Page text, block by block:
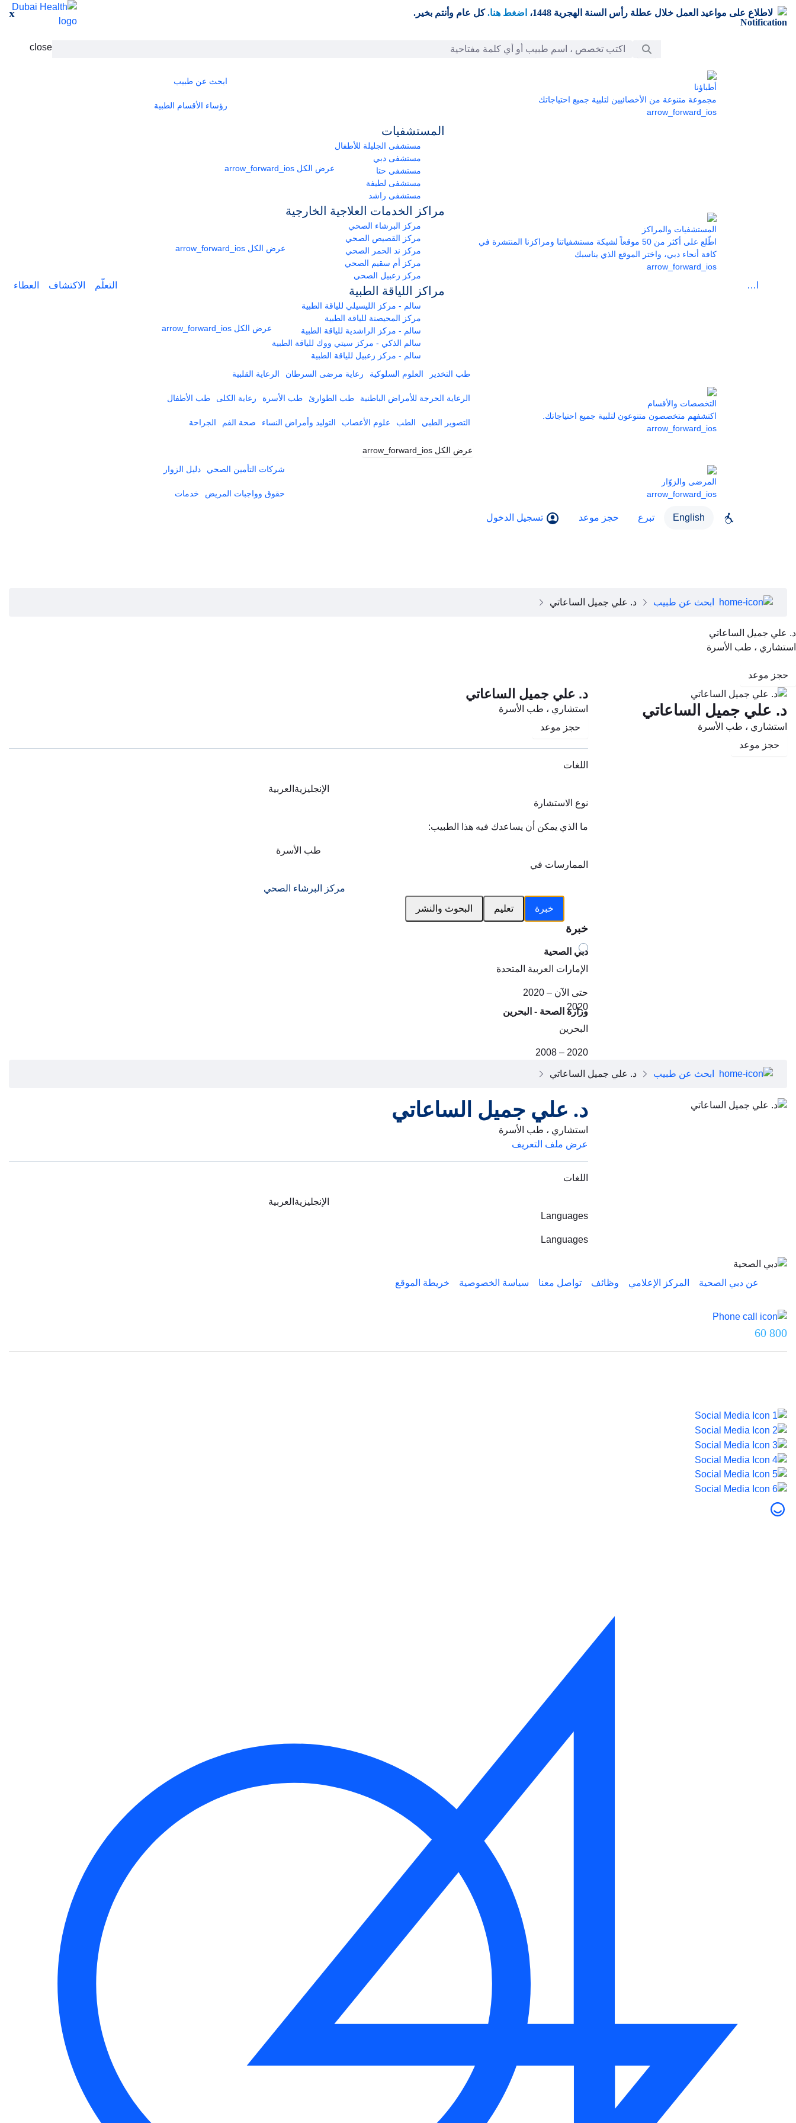
تخطي إلى المحتوى الرئيسي
لاطلاع على مواعيد العمل خلال عطلة رأس السنة الهجرية 1448، اضغط هنا. كل عام وأنتم بخير. x
شريط البحث close
الرعاية
أطباؤنا
مجموعة متنوعة من الأخصائيين لتلبية جميع احتياجاتك
arrow_forward_ios
ابحث عن طبيب
رؤساء الأقسام الطبية
المستشفيات والمراكز
اطّلع على أكثر من 50 موقعاً لشبكة مستشفياتنا ومراكزنا المنتشرة في
كافة أنحاء دبي، واختر الموقع الذي يناسبك
arrow_forward_ios
المستشفيات
مستشفى الجليلة للأطفال
مستشفى دبي
مستشفى حتا
مستشفى لطيفة
مستشفى راشد
عرض الكل
مراكز الخدمات العلاجية الخارجية
مركز البرشاء الصحي
مركز القصيص الصحي
مركز ند الحمر الصحي
مركز أم سقيم الصحي
مركز زعبيل الصحي
عرض الكل
مراكز اللياقة الطبية
سالم - مركز الليسيلي للياقة الطبية
مركز المحيصنة للياقة الطبية
سالم - مركز الراشدية للياقة الطبية
سالم الذكي - مركز سيتي ووك للياقة الطبية
سالم - مركز زعبيل للياقة الطبية
عرض الكل
التخصصات والأقسام
اكتشفهم متخصصون متنوعون لتلبية جميع احتياجاتك.
arrow_forward_ios
طب التخدير العلوم السلوكية رعاية مرضى السرطان الرعاية القلبية
الرعاية الحرجة للأمراض الباطنية طب الطوارئ طب الأسرة رعاية الكلى طب الأطفال
التصوير الطبي الطب علوم الأعصاب التوليد وأمراض النساء صحة الفم الجراحة
عرض الكل arrow_forward_ios
المرضى والزوّار
arrow_forward_ios
شركات التأمين الصحي​ دليل الزوار
حقوق وواجبات المريض خدمات
التعلّم الاكتشاف العطاء
English تبرع حجز موعد تسجيل الدخول
فريقنا التنفيذي
الأسئلة الشائعة
تواصل معنا
ابحث عن طبيب د. علي جميل الساعاتي
د. علي جميل الساعاتي
استشاري ، طب الأسرة
حجز موعد
د. علي جميل الساعاتي
استشاري ، طب الأسرة
حجز موعد
د. علي جميل الساعاتي
استشاري ، طب الأسرة
حجز موعد
اللغات
الإنجليزية العربية
نوع الاستشارة
ما الذي يمكن أن يساعدك فيه هذا الطبيب:
طب الأسرة
الممارسات في
مركز البرشاء الصحي
خبرة
تعليم البحوث والنشر
خبرة
دبي الصحية
الإمارات العربية المتحدة
2020 – حتى الآن
2020
وزارة الصحة - البحرين
البحرين
2008 – 2020
ابحث عن طبيب د. علي جميل الساعاتي
د. علي جميل الساعاتي
استشاري ، طب الأسرة
عرض ملف التعريف
اللغات
الإنجليزية العربية
Languages
Languages
عن دبي الصحية المركز الإعلامي وظائف تواصل معنا سياسة الخصوصية خريطة الموقع
800 60